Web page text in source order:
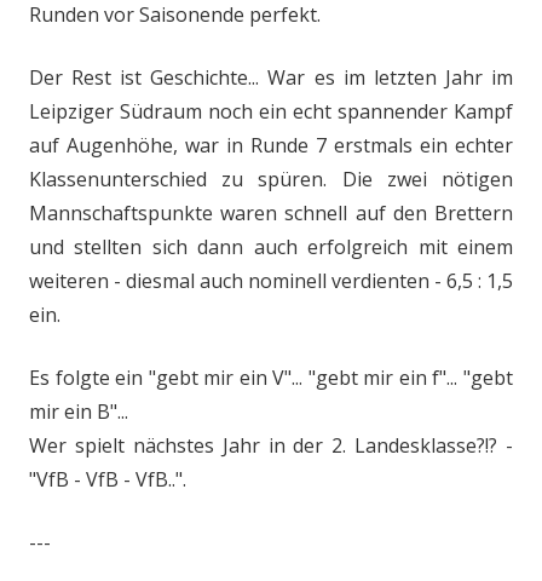
Runden vor Saisonende perfekt.
Der Rest ist Geschichte... War es im letzten Jahr im
Leipziger Südraum noch ein echt spannender Kampf
auf Augenhöhe, war in Runde 7 erstmals ein echter
Klassenunterschied zu spüren. Die zwei nötigen
Mannschaftspunkte waren schnell auf den Brettern
und stellten sich dann auch erfolgreich mit einem
weiteren - diesmal auch nominell verdienten - 6,5 : 1,5
ein.
Es folgte ein "gebt mir ein V"... "gebt mir ein f"... "gebt
mir ein B"...
Wer spielt nächstes Jahr in der 2. Landesklasse?!? -
"VfB - VfB - VfB..".
---